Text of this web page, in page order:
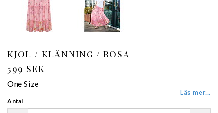
KJOL / KLÄNNING / ROSA
599 SEK
One Size
Läs mer...
Antal